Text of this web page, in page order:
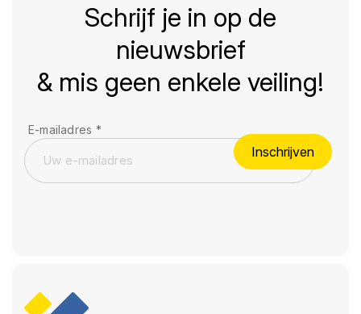
Schrijf je in op de
nieuwsbrief
& mis geen enkele veiling!
E-mailadres *
Inschrijven